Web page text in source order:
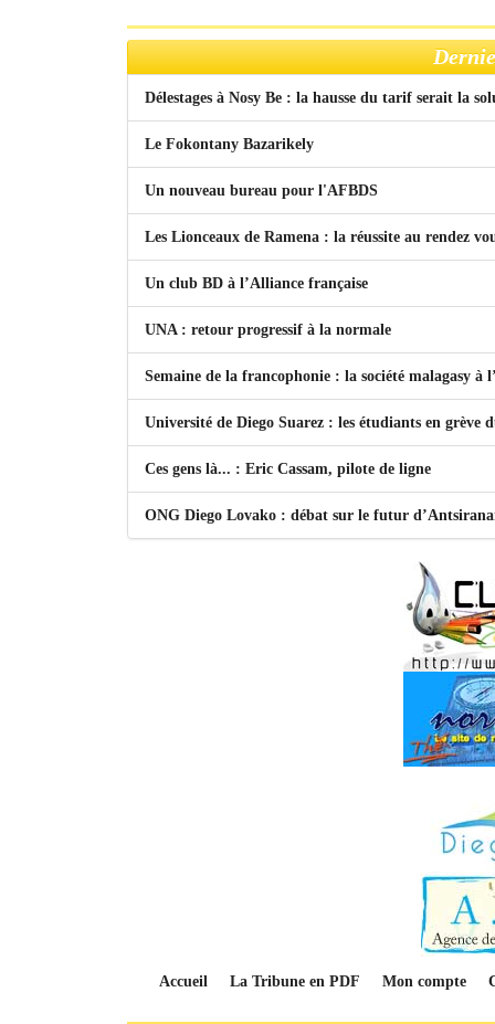
Délestages à Nosy Be : la hausse du tarif serait la
Le Fokontany Bazarikely
Un nouveau bureau pour l'AFBDS
Les Lionceaux de Ramena : la réussite au rendez
Un club BD à l’Alliance française
UNA : retour progressif à la normale
Semaine de la francophonie : la société malagasy à
Université de Diego Suarez : les étudiants en grève
Ces gens là... : Eric Cassam, pilote de ligne
ONG Diego Lovako : débat sur le futur
Accueil La Tribune en PDF Mon compte